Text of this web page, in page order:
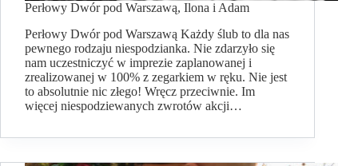
Perłowy Dwór pod Warszawą, Ilona i Adam
Perłowy Dwór pod Warszawą Każdy ślub to dla nas
pewnego rodzaju niespodzianka. Nie zdarzyło się
nam uczestniczyć w imprezie zaplanowanej i
zrealizowanej w 100% z zegarkiem w ręku. Nie jest
to absolutnie nic złego! Wręcz przeciwnie. Im
więcej niespodziewanych zwrotów akcji…